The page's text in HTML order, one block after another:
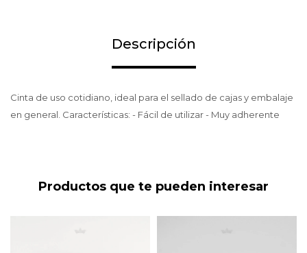
Descripción
Cinta de uso cotidiano, ideal para el sellado de cajas y embalaje
en general. Características: - Fácil de utilizar - Muy adherente
Productos que te pueden interesar